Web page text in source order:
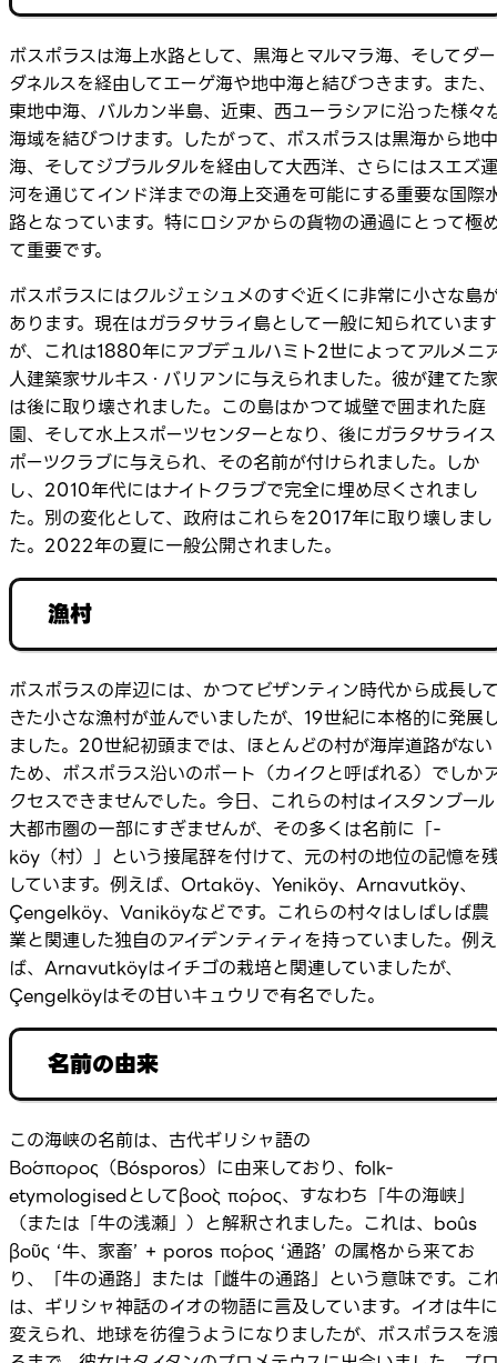
ボスポラスは海上水路として、黒海とマルマラ海、そしてダー
ダネルスを経由してエーゲ海や地中海と結びつきます。また、
東地中海、バルカン半島、近東、西ユーラシアに沿った様々
海域を結びつけます。したがって、ボスポラスは黒海から地中
海、そしてジブラルタルを経由して大西洋、さらにはスエズ運
河を通じてインド洋までの海上交通を可能にする重要な国際
路となっています。特にロシアからの貨物の通過にとって極
て重要です。
ボスポラスにはクルジェシュメのすぐ近くに非常に小さな島
あります。現在はガラタサライ島として一般に知られています
が、これは1880年にアブデュルハミト2世によってアルメニ
人建築家サルキス・バリアンに与えられました。彼が建てた家
は後に取り壊されました。この島はかつて城壁で囲まれた庭
園、そして水上スポーツセンターとなり、後にガラタサライス
ポーツクラブに与えられ、その名前が付けられました。しか
し、2010年代にはナイトクラブで完全に埋め尽くされまし
た。別の変化として、政府はこれらを2017年に取り壊しまし
た。2022年の夏に一般公開されました。
漁村
ボスポラスの岸辺には、かつてビザンティン時代から成長し
きた小さな漁村が並んでいましたが、19世紀に本格的に発展
ました。20世紀初頭までは、ほとんどの村が海岸道路がない
ため、ボスポラス沿いのボート（カイクと呼ばれる）でしか
クセスできませんでした。今日、これらの村はイスタンブール
大都市圏の一部にすぎませんが、その多くは名前に「-
köy（村）」という接尾辞を付けて、元の村の地位の記憶を
しています。例えば、Ortaköy、Yeniköy、Arnavutköy、
Çengelköy、Vaniköyなどです。これらの村々はしばしば農
業と関連した独自のアイデンティティを持っていました。例え
ば、Arnavutköyはイチゴの栽培と関連していましたが、
Çengelköyはその甘いキュウリで有名でした。
名前の由来
この海峡の名前は、古代ギリシャ語の
Βόσπορος（Bósporos）に由来しており、folk-
etymologisedとしてβοὸς πόρος、すなわち「牛の海峡」
（または「牛の浅瀬」）と解釈されました。これは、boûs
βοῦς ‘牛、家畜’ + poros πόρος ‘通路’ の属格から来てお
り、「牛の通路」または「雌牛の通路」という意味です。こ
は、ギリシャ神話のイオの物語に言及しています。イオは牛に
変えられ、地球を彷徨うようになりましたが、ボスポラスを